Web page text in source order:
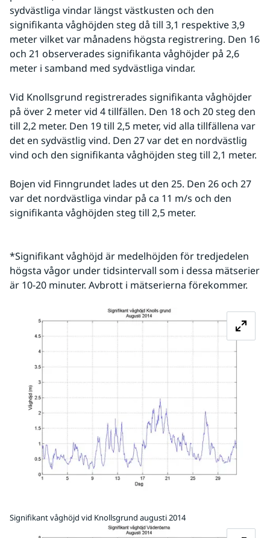
sydvästliga vindar längst västkusten och den
signifikanta våghöjden steg då till 3,1 respektive 3,9
meter vilket var månadens högsta registrering. Den 16
och 21 observerades signifikanta våghöjder på 2,6
meter i samband med sydvästliga vindar.
Vid Knollsgrund registrerades signifikanta våghöjder
på över 2 meter vid 4 tillfällen. Den 18 och 20 steg den
till 2,2 meter. Den 19 till 2,5 meter, vid alla tillfällena var
det en sydvästlig vind. Den 27 var det en nordvästlig
vind och den signifikanta våghöjden steg till 2,1 meter.
Bojen vid Finngrundet lades ut den 25. Den 26 och 27
var det nordvästliga vindar på ca 11 m/s och den
signifikanta våghöjden steg till 2,5 meter.
*Signifikant våghöjd är medelhöjden för tredjedelen
högsta vågor under tidsintervall som i dessa mätserier
är 10-20 minuter. Avbrott i mätserierna förekommer.
Signifikant våghöjd vid Knollsgrund augusti 2014